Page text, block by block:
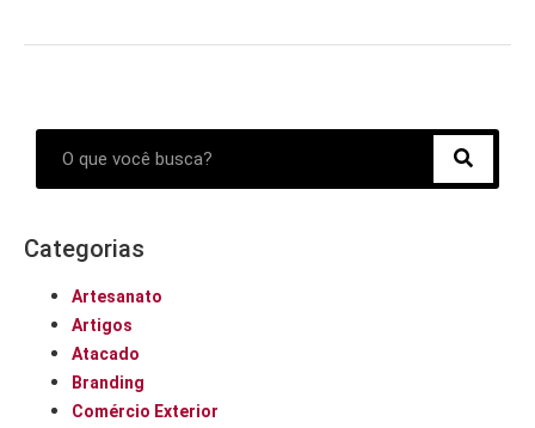
Categorias
Artesanato
Artigos
Atacado
Branding
Comércio Exterior